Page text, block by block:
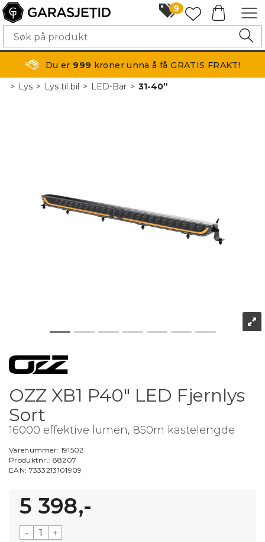
9
Du er 999 kroner unna å få GRATIS FRAKT!
> Lys> Lys til bil> LED-Bar>31-40”
OZZ XB1 P40" LED Fjernlys
Sort
16000 effektive lumen, 850m kastelengde
Varenummer: 191502
Produktnr.: 88207
EAN: 7333213101909
5 398,-
- +